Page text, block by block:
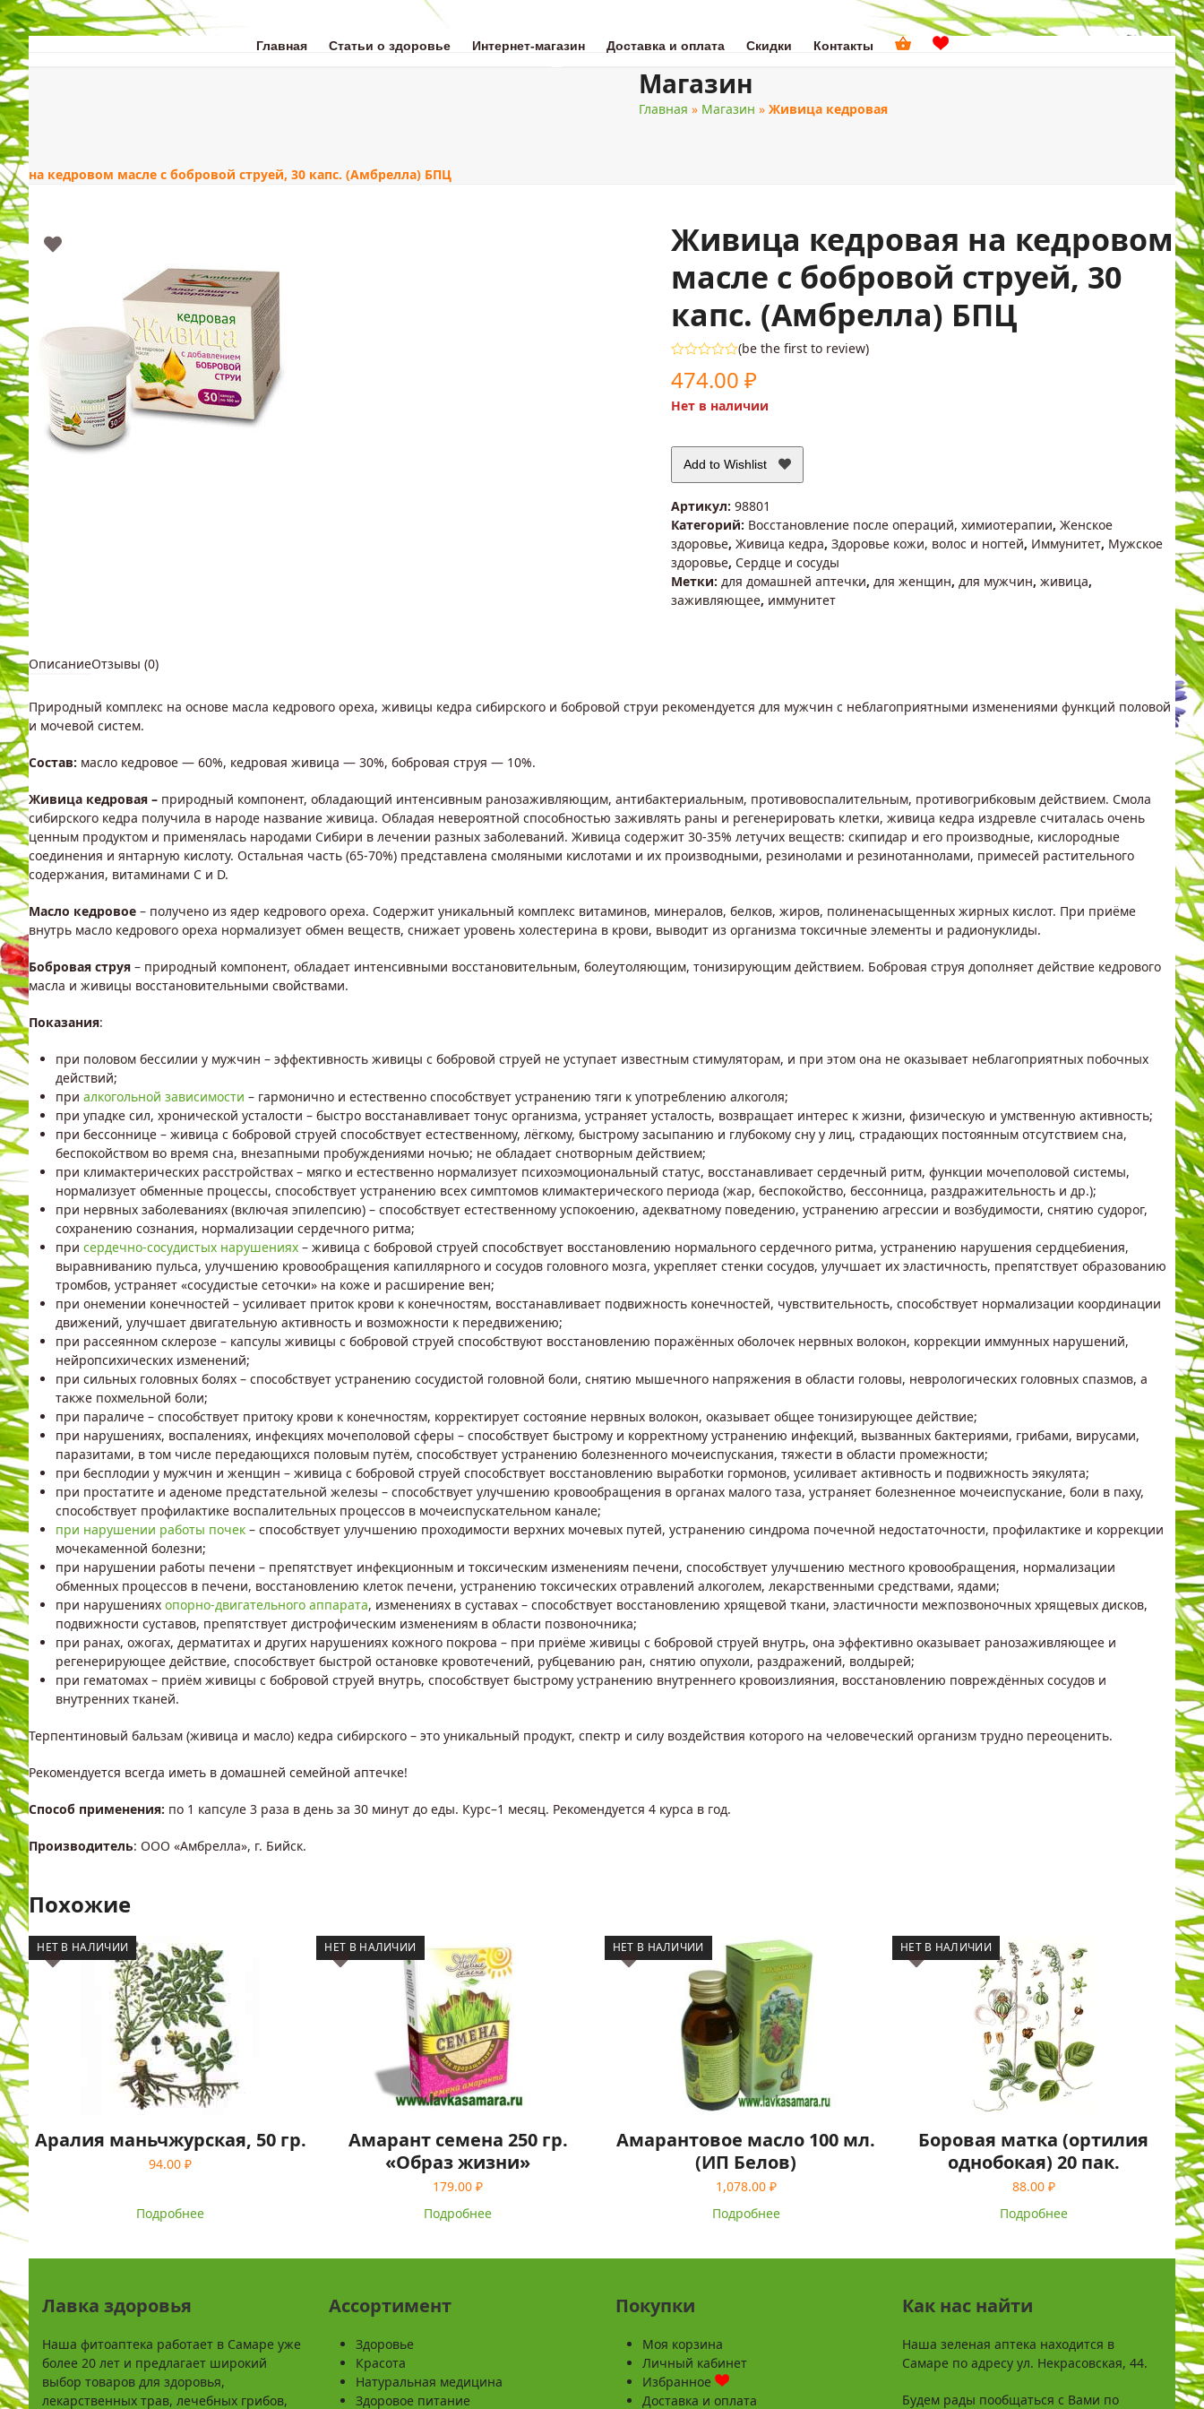
Skip
to
content
Главная Статьи о здоровье Интернет-магазин Доставка и оплата Скидки Контакты
Магазин
Главная » Магазин » Живица кедровая
на кедровом масле с бобровой струей, 30 капс. (Амбрелла) БПЦ
Живица кедровая на кедровом
масле с бобровой струей, 30
капс. (Амбрелла) БПЦ
0
5
(be the first to review)
474.00 ₽
Нет в наличии
Add to Wishlist
Артикул: 98801
Категорий: Восстановление после операций, химиотерапии, Женское
здоровье, Живица кедра, Здоровье кожи, волос и ногтей, Иммунитет, Мужское
здоровье, Сердце и сосуды
Метки: для домашней аптечки, для женщин, для мужчин, живица,
заживляющее, иммунитет
ОписаниеОтзывы (0)
Природный комплекс на основе масла кедрового ореха, живицы кедра сибирского и бобровой струи рекомендуется для мужчин с неблагоприятными изменениями функций половой
и мочевой систем.
Состав: масло кедровое — 60%, кедровая живица — 30%, бобровая струя — 10%.
Живица кедровая – природный компонент, обладающий интенсивным ранозаживляющим, антибактериальным, противовоспалительным, противогрибковым действием. Смола
сибирского кедра получила в народе название живица. Обладая невероятной способностью заживлять раны и регенерировать клетки, живица кедра издревле считалась очень
ценным продуктом и применялась народами Сибири в лечении разных заболеваний. Живица содержит 30-35% летучих веществ: скипидар и его производные, кислородные
соединения и янтарную кислоту. Остальная часть (65-70%) представлена смоляными кислотами и их производными, резинолами и резинотаннолами, примесей растительного
содержания, витаминами C и D.
Масло кедровое – получено из ядер кедрового ореха. Содержит уникальный комплекс витаминов, минералов, белков, жиров, полиненасыщенных жирных кислот. При приёме
внутрь масло кедрового ореха нормализует обмен веществ, снижает уровень холестерина в крови, выводит из организма токсичные элементы и радионуклиды.
Бобровая струя – природный компонент, обладает интенсивными восстановительным, болеутоляющим, тонизирующим действием. Бобровая струя дополняет действие кедрового
масла и живицы восстановительными свойствами.
Показания:
при половом бессилии у мужчин – эффективность живицы с бобровой струей не уступает известным стимуляторам, и при этом она не оказывает неблагоприятных побочных
действий;
при алкогольной зависимости – гармонично и естественно способствует устранению тяги к употреблению алкоголя;
при упадке сил, хронической усталости – быстро восстанавливает тонус организма, устраняет усталость, возвращает интерес к жизни, физическую и умственную активность;
при бессоннице – живица с бобровой струей способствует естественному, лёгкому, быстрому засыпанию и глубокому сну у лиц, страдающих постоянным отсутствием сна,
беспокойством во время сна, внезапными пробуждениями ночью; не обладает снотворным действием;
при климактерических расстройствах – мягко и естественно нормализует психоэмоциональный статус, восстанавливает сердечный ритм, функции мочеполовой системы,
нормализует обменные процессы, способствует устранению всех симптомов климактерического периода (жар, беспокойство, бессонница, раздражительность и др.);
при нервных заболеваниях (включая эпилепсию) – способствует естественному успокоению, адекватному поведению, устранению агрессии и возбудимости, снятию судорог,
сохранению сознания, нормализации сердечного ритма;
при сердечно-сосудистых нарушениях – живица с бобровой струей способствует восстановлению нормального сердечного ритма, устранению нарушения сердцебиения,
выравниванию пульса, улучшению кровообращения капиллярного и сосудов головного мозга, укрепляет стенки сосудов, улучшает их эластичность, препятствует образованию
тромбов, устраняет «сосудистые сеточки» на коже и расширение вен;
при онемении конечностей – усиливает приток крови к конечностям, восстанавливает подвижность конечностей, чувствительность, способствует нормализации координации
движений, улучшает двигательную активность и возможности к передвижению;
при рассеянном склерозе – капсулы живицы с бобровой струей способствуют восстановлению поражённых оболочек нервных волокон, коррекции иммунных нарушений,
нейропсихических изменений;
при сильных головных болях – способствует устранению сосудистой головной боли, снятию мышечного напряжения в области головы, неврологических головных спазмов, а
также похмельной боли;
при параличе – способствует притоку крови к конечностям, корректирует состояние нервных волокон, оказывает общее тонизирующее действие;
при нарушениях, воспалениях, инфекциях мочеполовой сферы – способствует быстрому и корректному устранению инфекций, вызванных бактериями, грибами, вирусами,
паразитами, в том числе передающихся половым путём, способствует устранению болезненного мочеиспускания, тяжести в области промежности;
при бесплодии у мужчин и женщин – живица с бобровой струей способствует восстановлению выработки гормонов, усиливает активность и подвижность эякулята;
при простатите и аденоме предстательной железы – способствует улучшению кровообращения в органах малого таза, устраняет болезненное мочеиспускание, боли в паху,
способствует профилактике воспалительных процессов в мочеиспускательном канале;
при нарушении работы почек – способствует улучшению проходимости верхних мочевых путей, устранению синдрома почечной недостаточности, профилактике и коррекции
мочекаменной болезни;
при нарушении работы печени – препятствует инфекционным и токсическим изменениям печени, способствует улучшению местного кровообращения, нормализации
обменных процессов в печени, восстановлению клеток печени, устранению токсических отравлений алкоголем, лекарственными средствами, ядами;
при нарушениях опорно-двигательного аппарата, изменениях в суставах – способствует восстановлению хрящевой ткани, эластичности межпозвоночных хрящевых дисков,
подвижности суставов, препятствует дистрофическим изменениям в области позвоночника;
при ранах, ожогах, дерматитах и других нарушениях кожного покрова – при приёме живицы с бобровой струей внутрь, она эффективно оказывает ранозаживляющее и
регенерирующее действие, способствует быстрой остановке кровотечений, рубцеванию ран, снятию опухоли, раздражений, волдырей;
при гематомах – приём живицы с бобровой струей внутрь, способствует быстрому устранению внутреннего кровоизлияния, восстановлению повреждённых сосудов и
внутренних тканей.
Терпентиновый бальзам (живица и масло) кедра сибирского – это уникальный продукт, спектр и силу воздействия которого на человеческий организм трудно переоценить.
Рекомендуется всегда иметь в домашней семейной аптечке!
Способ применения: по 1 капсуле 3 раза в день за 30 минут до еды. Курс–1 месяц. Рекомендуется 4 курса в год.
Производитель: ООО «Амбрелла», г. Бийск.
Похожие
НЕТ В НАЛИЧИИ
Аралия маньчжурская, 50 гр.
94.00₽
Подробнее
НЕТ В НАЛИЧИИ
Амарант семена 250 гр.
«Образ жизни»
179.00₽
Подробнее
НЕТ В НАЛИЧИИ
Амарантовое масло 100 мл.
(ИП Белов)
1,078.00 ₽
Подробнее
НЕТ В НАЛИЧИИ
Боровая матка (ортилия
однобокая) 20 пак.
88.00 ₽
Подробнее
Лавка здоровья
Наша фитоаптека работает в Самаре уже
более 20 лет и предлагает широкий
выбор товаров для здоровья,
лекарственных трав, лечебных грибов,
Ассортимент
Здоровье
Красота
Натуральная медицина
Здоровое питание
Покупки
Моя корзина
Личный кабинет
Избранное
Доставка и оплата
Как нас найти
Наша зеленая аптека находится в
Самаре по адресу ул. Некрасовская, 44.
Будем рады пообщаться с Вами по